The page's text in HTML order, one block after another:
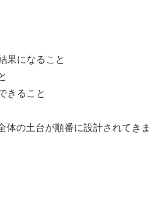
果になること
きること
体の土台が順番に設計されてきま